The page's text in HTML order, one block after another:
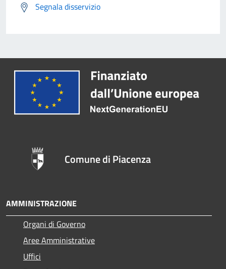
Segnala disservizio
Comune di Piacenza
AMMINISTRAZIONE
Organi di Governo
Aree Amministrative
Uffici